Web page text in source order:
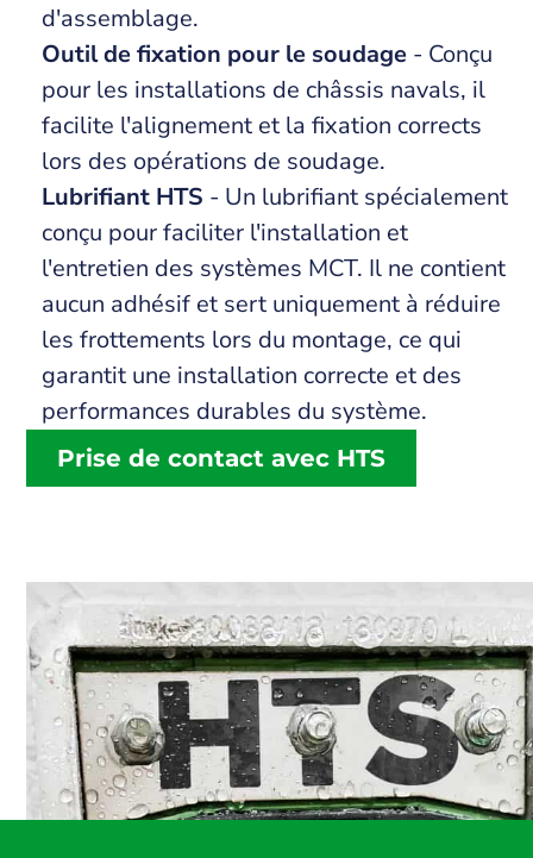
d'assemblage.
Outil de fixation pour le soudage- Conçu
pour les installations de châssis navals, il
facilite l'alignement et la fixation corrects
lors des opérations de soudage.
Lubrifiant HTS - Un lubrifiant spécialement
conçu pour faciliter l'installation et
l'entretien des systèmes MCT. Il ne contient
aucun adhésif et sert uniquement à réduire
les frottements lors du montage, ce qui
garantit une installation correcte et des
performances durables du système.
Prise de contact avec HTS